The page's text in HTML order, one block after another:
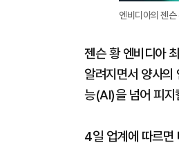
엔비디아의 젠
젠슨 황 엔비디아
알려지면서 양사의
능(AI)을 넘어 피지
4일 업계에 따르면